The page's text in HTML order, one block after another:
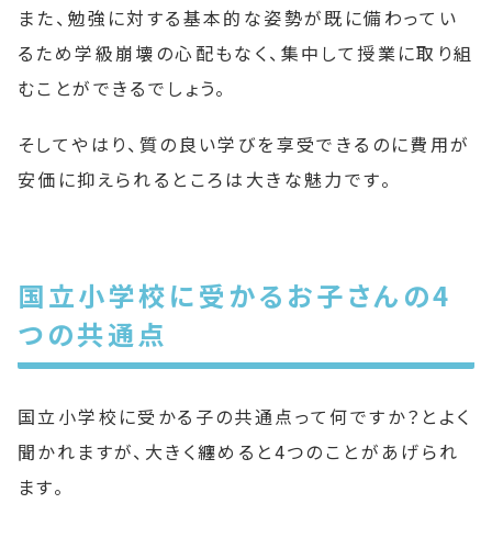
また、勉強に対する基本的な姿勢が既に備わってい
るため学級崩壊の心配もなく、集中して授業に取り組
むことができるでしょう。
そしてやはり、質の良い学びを享受できるのに費用が
安価に抑えられるところは大きな魅力です。
国立小学校に受かるお子さんの4
つの共通点
国立小学校に受かる子の共通点って何ですか？とよく
聞かれますが、大きく纏めると4つのことがあげられ
ます。